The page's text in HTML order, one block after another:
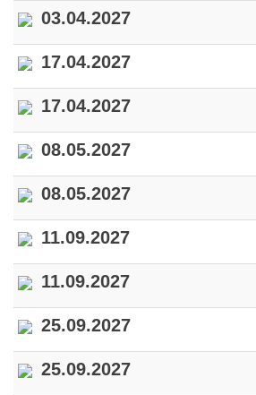
03.04.2027
17.04.2027
17.04.2027
08.05.2027
08.05.2027
11.09.2027
11.09.2027
25.09.2027
25.09.2027